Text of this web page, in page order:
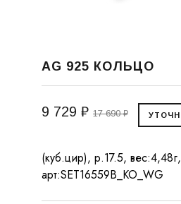
AG 925 КОЛЬЦО
9 729 ₽ 17 690 ₽
(куб.цир), р.17.5, вес:4,48г,
арт:SET16559B_KO_WG